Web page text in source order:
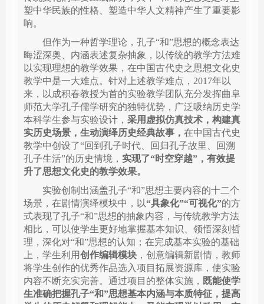
塑中华民族的性格、塑造中华人文精神产生了重要影
响。
但作为一种哲学理论， 孔子“和”思想的概念表达
晦涩深奥、 内涵表述复杂抽象 ， 以传统的教学方法难
以实现理想的教学效果，在中国古代史之思想文化史
教学中是一大难点。 针对上述教学难点，2017年以
来，以成积春教授为首的实验教学团队充分发挥曲阜
师范大学孔子儒学研究的独特优势，广泛吸纳历史学
本科学生参与实验设计， 采用虚拟仿真技术，构建真
实历史场景，生动演绎历史经典故事， 在中国古代史
教学中创设了“回到孔子时代、回归孔子故里、回溯
孔子生活”的历史情境， 实现了“时空穿越”，有效提
升了思想文化史的教学效果。
实验创制出涵盖孔子“和”思想主要内容的十二个
场景， 在剧情演绎模块中，以“具象化”“可视化”的方
式表现了孔子“和”思想的抽象内容，与传统教学方法
相比，可以使学生更好地掌握基本知识、领悟深刻哲
理，深化对“和”思想的认知；在完成基本实验的基础
上，学生利用创作编辑模块 ，创意编辑新剧情，教师
将学生创作的优秀作品选入项目拓展资源库，使实验
内容不断充实完善。 通过项目的整体实施， 既能使学
生准确把握孔子“和”思想基本内涵与本质特征，提高